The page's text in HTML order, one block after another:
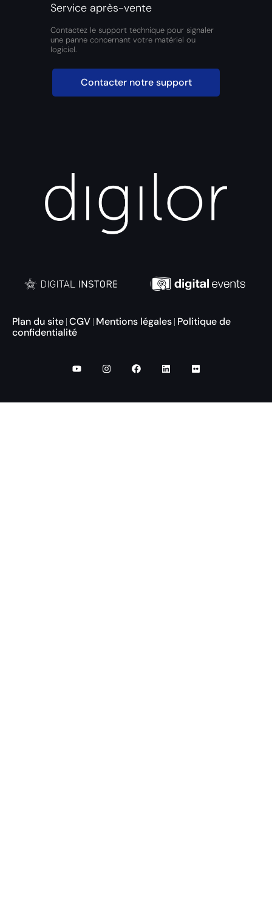
Service après-vente
Contactez le support technique pour signaler
une panne concernant votre matériel ou
logiciel.
Contacter notre support
Plan du site CGV Mentions légales Politique de
confidentialité